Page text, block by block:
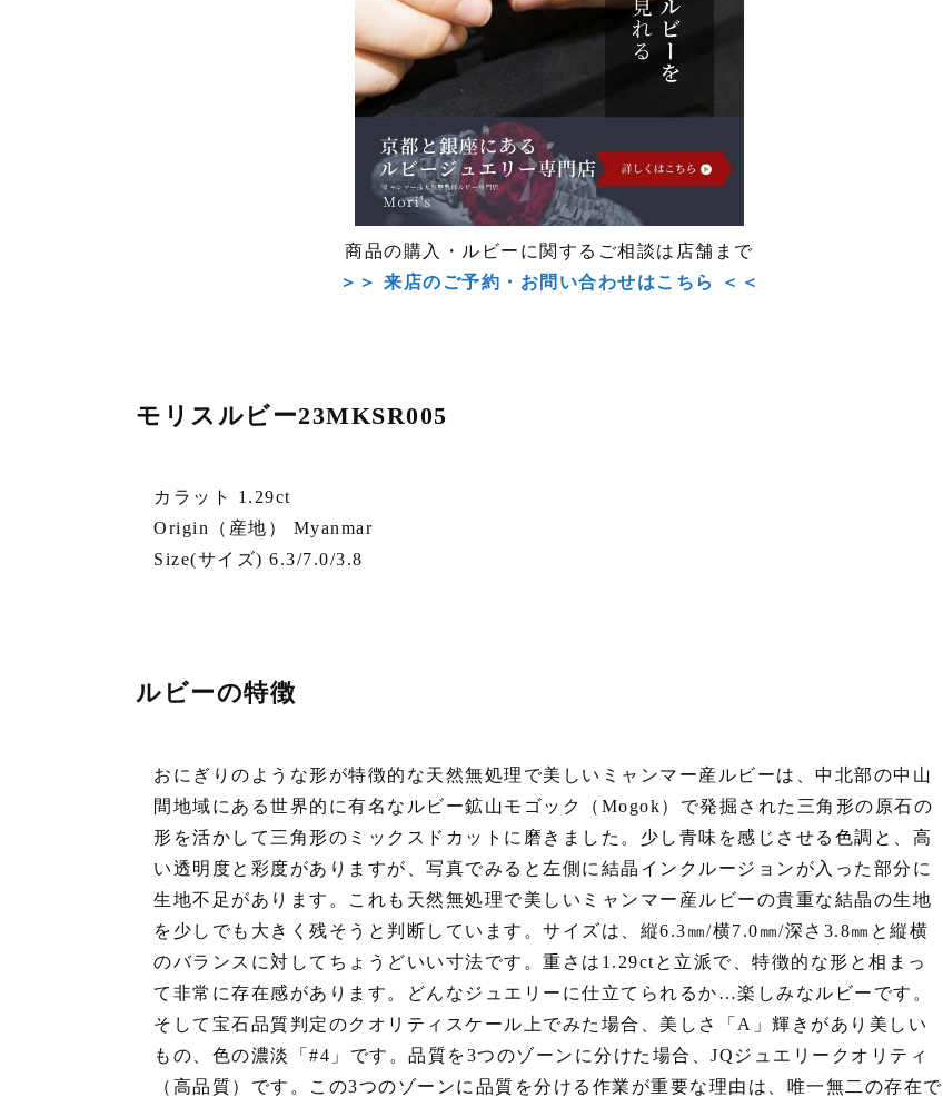
商品の購入・ルビーに関するご相談は店舗まで
＞＞ 来店のご予約・お問い合わせはこちら ＜＜
モリスルビー23MKSR005
カラット 1.29ct
Origin（産地） Myanmar
Size(サイズ) 6.3/7.0/3.8
ルビーの特徴
おにぎりのような形が特徴的な天然無処理で美しいミャンマー産ルビーは、中北部の中山
間地域にある世界的に有名なルビー鉱山モゴック（Mogok）で発掘された三角形の原石の
形を活かして三角形のミックスドカットに磨きました。少し青味を感じさせる色調と、高
い透明度と彩度がありますが、写真でみると左側に結晶インクルージョンが入った部分に
生地不足があります。これも天然無処理で美しいミャンマー産ルビーの貴重な結晶の生地
を少しでも大きく残そうと判断しています。サイズは、縦6.3㎜/横7.0㎜/深さ3.8㎜と縦横
のバランスに対してちょうどいい寸法です。重さは1.29ctと立派で、特徴的な形と相まっ
て非常に存在感があります。どんなジュエリーに仕立てられるか…楽しみなルビーです。
そして宝石品質判定のクオリティスケール上でみた場合、美しさ「A」輝きがあり美しい
もの、色の濃淡「#4」です。品質を3つのゾーンに分けた場合、JQジュエリークオリティ
（高品質）です。この3つのゾーンに品質を分ける作業が重要な理由は、唯一無二の存在で